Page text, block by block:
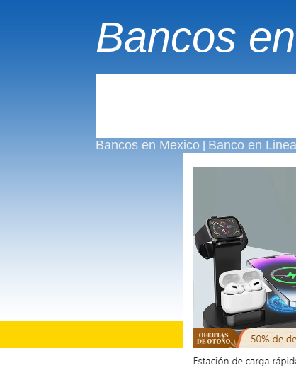
Bancos
Bancos en Mexico| Banco en Linea